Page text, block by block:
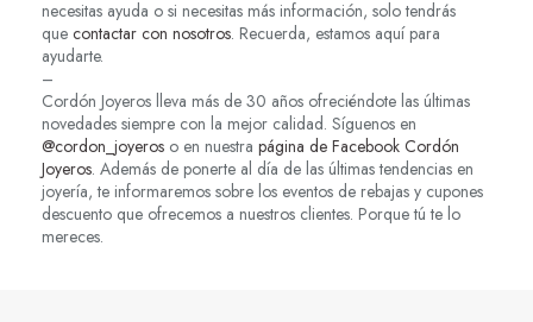
necesitas ayuda o si necesitas más información, solo tendrás
que contactar con nosotros. Recuerda, estamos aquí para
ayudarte.
–
Cordón Joyeros lleva más de 30 años ofreciéndote las últimas
novedades siempre con la mejor calidad. Síguenos en
@cordon_joyeros o en nuestra página de Facebook Cordón
Joyeros. Además de ponerte al día de las últimas tendencias en
joyería, te informaremos sobre los eventos de rebajas y cupones
descuento que ofrecemos a nuestros clientes. Porque tú te lo
mereces.